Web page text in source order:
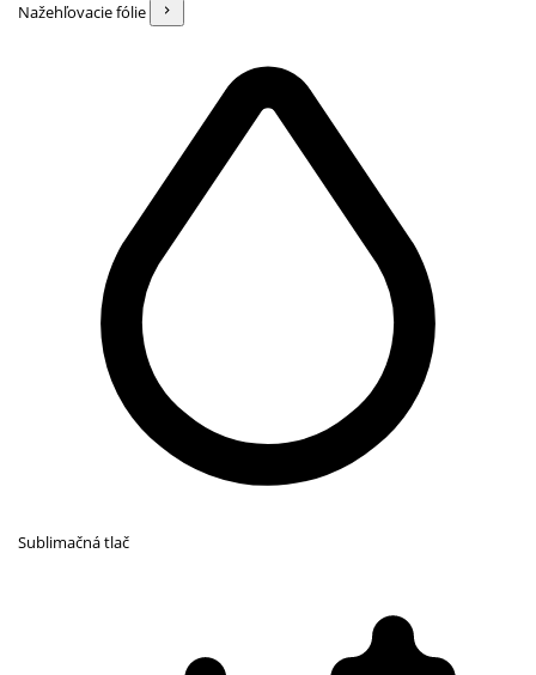
Nažehľovacie fólie
Sublimačná tlač